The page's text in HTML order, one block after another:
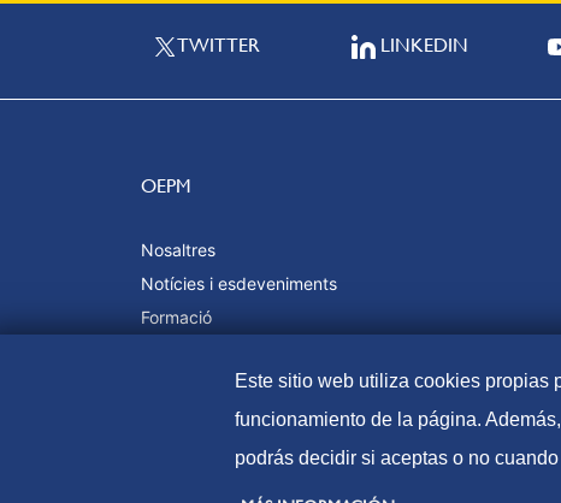
TWITTER LINKEDIN
OEPM
Nosaltres
Notícies i esdeveniments
Formació
Este sitio web utiliza cookies propias
funcionamiento de la página.
podrás decidir si aceptas o no